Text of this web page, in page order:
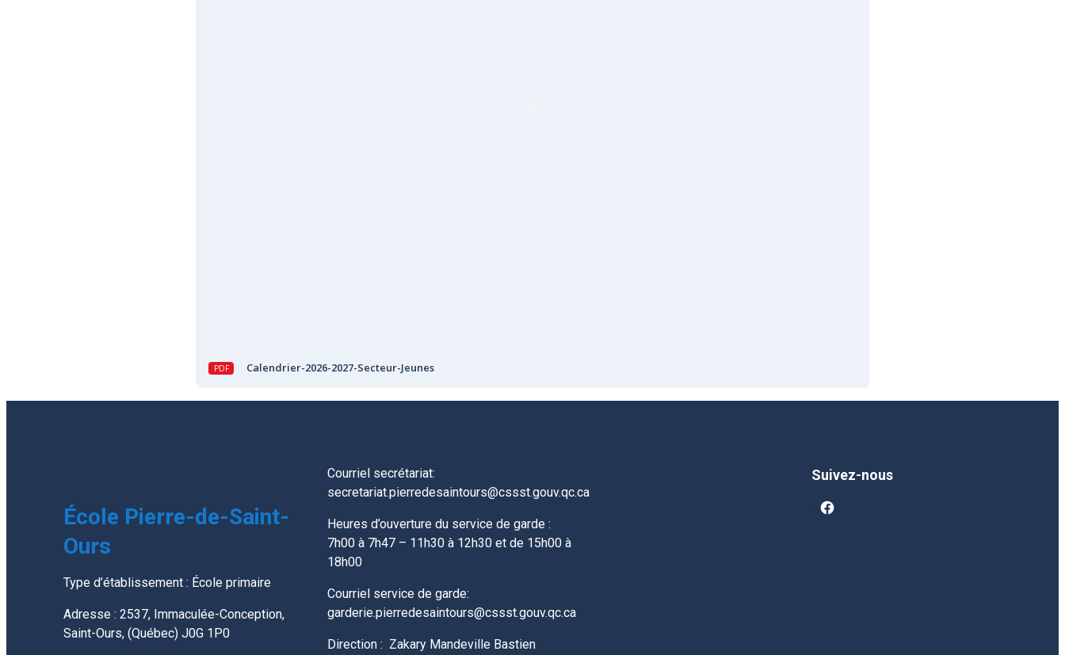
Calendrier-2026-2027-Secteur-Jeunes
École Pierre-de-Saint-
Ours
Type d’établissement : École primaire
Adresse : 2537, Immaculée-Conception,
Saint-Ours, (Québec) J0G 1P0
Courriel secrétariat:
secretariat.pierredesaintours@cssst.gouv.qc.ca
Heures d’ouverture du service de garde :
7h00 à 7h47 – 11h30 à 12h30 et de 15h00 à
18h00
Courriel service de garde:
garderie.pierredesaintours@cssst.gouv.qc.ca
Direction : Zakary Mandeville Bastien
Suivez-nous
facebook